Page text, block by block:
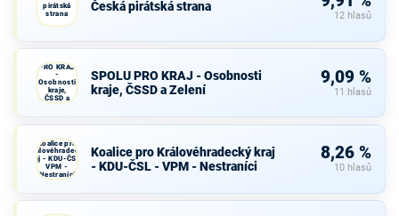
pirátská
strana
Česká pirátská strana
12 hlasů
PRO KRAJ
-
Osobnosti
kraje,
ČSSD a
Zelení
SPOLU PRO KRAJ - Osobnosti
kraje, ČSSD a Zelení
9,09 %
11 hlasů
Koalice pro
Královéhradecký
kraj - KDU-ČSL -
VPM -
Nestraníci
Koalice pro Královéhradecký kraj
- KDU-ČSL - VPM - Nestraníci
8,26 %
10 hlasů